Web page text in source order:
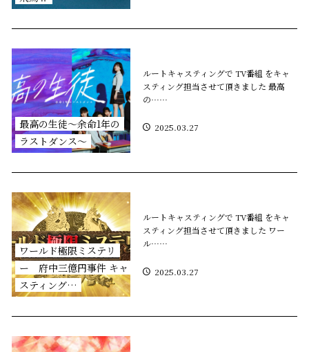
最高の生徒〜余命1年の
ラストダンス〜
ルートキャスティングで TV番組 をキャ
スティング担当させて頂きました 最高
の……
2025.03.27
ワールド極限ミステリ
ー 府中三億円事件 キャ
スティング…
ルートキャスティングで TV番組 をキャ
スティング担当させて頂きました ワー
ル……
2025.03.27